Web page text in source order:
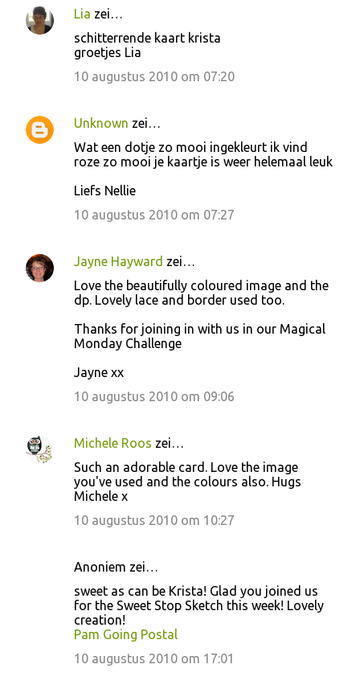
Lia zei…
schitterrende kaart krista
groetjes Lia
10 augustus 2010 om 07:20
Unknown zei…
Wat een dotje zo mooi ingekleurt ik vind
roze zo mooi je kaartje is weer helemaal leuk
Liefs Nellie
10 augustus 2010 om 07:27
Jayne Hayward zei…
Love the beautifully coloured image and the
dp. Lovely lace and border used too.
Thanks for joining in with us in our Magical
Monday Challenge
Jayne xx
10 augustus 2010 om 09:06
Michele Roos zei…
Such an adorable card. Love the image
you've used and the colours also. Hugs
Michele x
10 augustus 2010 om 10:27
Anoniem zei…
sweet as can be Krista! Glad you joined us
for the Sweet Stop Sketch this week! Lovely
creation!
Pam Going Postal
10 augustus 2010 om 17:01